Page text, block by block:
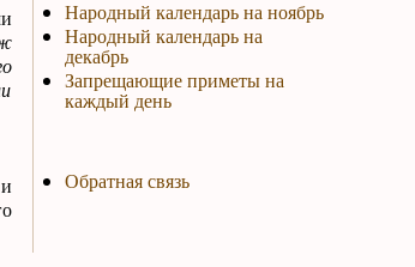
Народный календарь на ноябрь
Народный календарь на
декабрь
Запрещающие приметы на
каждый день
Обратная связь